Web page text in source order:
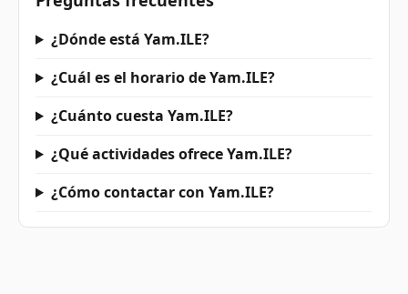
¿Dónde está Yam.ILE?
¿Cuál es el horario de Yam.ILE?
¿Cuánto cuesta Yam.ILE?
¿Qué actividades ofrece Yam.ILE?
¿Cómo contactar con Yam.ILE?